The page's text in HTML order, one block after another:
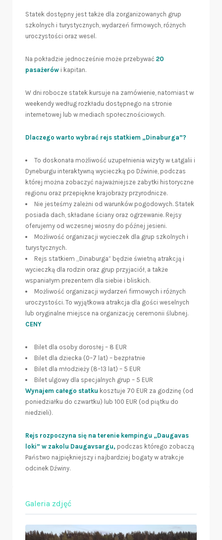
Statek dostępny jest także dla zorganizowanych grup
szkolnych i turystycznych, wydarzeń firmowych, różnych
uroczystości oraz wesel.
Na pokładzie jednocześnie może przebywać 20
pasażerów i kapitan.
W dni robocze statek kursuje na zamówienie, natomiast w
weekendy według rozkładu dostępnego na stronie
internetowej lub w mediach społecznościowych.
Dlaczego warto wybrać rejs statkiem „Dinaburga”?
To doskonała możliwość uzupełnienia wizyty w Łatgalii i
Dyneburgu interaktywną wycieczką po Dźwinie, podczas
której można zobaczyć najważniejsze zabytki historyczne
regionu oraz przepiękne krajobrazy przyrodnicze.
Nie jesteśmy zależni od warunków pogodowych. Statek
posiada dach, składane ściany oraz ogrzewanie. Rejsy
oferujemy od wczesnej wiosny do późnej jesieni.
Możliwość organizacji wycieczek dla grup szkolnych i
turystycznych.
Rejs statkiem „Dinaburga” będzie świetną atrakcją i
wycieczką dla rodzin oraz grup przyjaciół, a także
wspaniałym prezentem dla siebie i bliskich.
Możliwość organizacji wydarzeń firmowych i różnych
uroczystości. To wyjątkowa atrakcja dla gości weselnych
lub oryginalne miejsce na organizację ceremonii ślubnej.
CENY
Bilet dla osoby dorosłej – 8 EUR
Bilet dla dziecka (0–7 lat) – bezpłatnie
Bilet dla młodzieży (8–13 lat) – 5 EUR
Bilet ulgowy dla specjalnych grup – 5 EUR
Wynajem całego statku kosztuje 70 EUR za godzinę (od
poniedziałku do czwartku) lub 100 EUR (od piątku do
niedzieli).
Rejs rozpoczyna się na terenie kempingu „Daugavas
loki” w zakolu Daugavsargu, podczas którego zobaczą
Państwo najpiękniejszy i najbardziej bogaty w atrakcje
odcinek Dźwiny.
Galeria zdjęć